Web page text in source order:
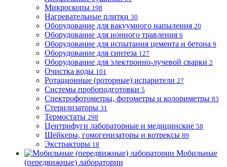
Микроскопы 198
Нагревательные плитки 30
Оборудование для вакуумного напыления 20
Оборудование для ионного травления 6
Оборудование для испытания цемента и бетона 9
Оборудование для синтеза 127
Оборудование для электронно-лучевой сварки 2
Очистка воды 101
Ротационные (роторные) испарители 27
Системы пробоподготовки 5
Спектрофотометры, фотометры и колориметры 83
Стерилизаторы 31
Термостаты 298
Центрифуги лабораторные и медицинские 58
Шейкеры, гомогенизаторы и вотрексы 89
Экстракторы 18
Мобильные
(передвижные) лаборатории